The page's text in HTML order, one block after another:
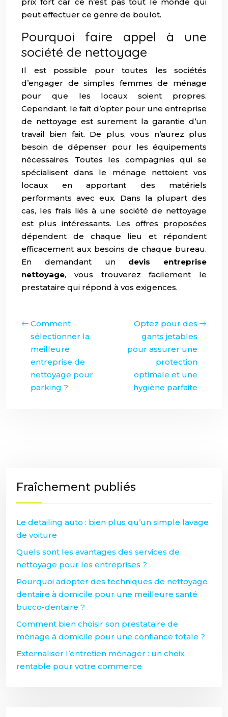
peut effectuer ce genre de boulot.
Pourquoi faire appel à une
société de nettoyage
Il est possible pour toutes les sociétés
d’engager de simples femmes de ménage
pour que les locaux soient propres.
Cependant, le fait d’opter pour une entreprise
de nettoyage est surement la garantie d’un
travail bien fait. De plus, vous n’aurez plus
besoin de dépenser pour les équipements
nécessaires. Toutes les compagnies qui se
spécialisent dans le ménage nettoient vos
locaux en apportant des matériels
performants avec eux. Dans la plupart des
cas, les frais liés à une société de nettoyage
est plus intéressants. Les offres proposées
dépendent de chaque lieu et répondent
efficacement aux besoins de chaque bureau.
En demandant un devis entreprise
nettoyage, vous trouverez facilement le
prestataire qui répond à vos exigences.
Comment
sélectionner la
meilleure
entreprise de
nettoyage pour
parking ?
Optez pour des
gants jetables
pour assurer une
protection
optimale et une
hygiène parfaite
Fraîchement publiés
Le detailing auto : bien plus qu’un simple lavage
de voiture
Quels sont les avantages des services de
nettoyage pour les entreprises ?
Pourquoi adopter des techniques de nettoyage
dentaire à domicile pour une meilleure santé
bucco-dentaire ?
Comment bien choisir son prestataire de
ménage à domicile pour une confiance totale ?
Externaliser l’entretien ménager : un choix
rentable pour votre commerce